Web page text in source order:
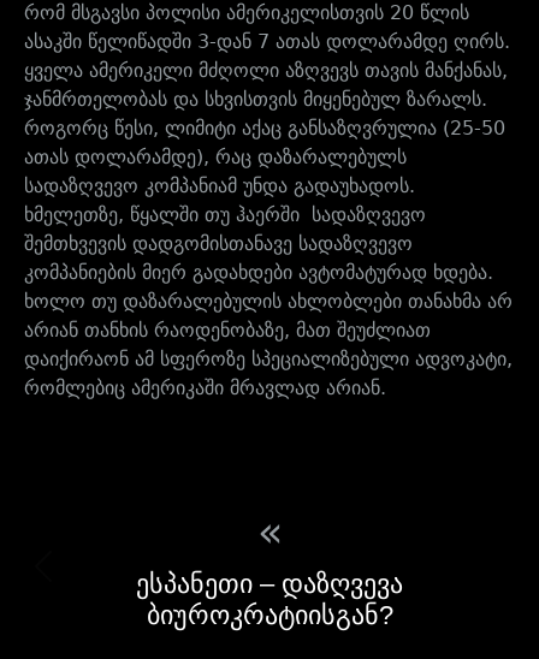
რომ მსგავსი პოლისი ამერიკელისთვის 20 წლის
ასაკში წელიწადში 3-დან 7 ათას დოლარამდე ღირს.
ყველა ამერიკელი მძღოლი აზღვევს თავის მანქანას,
ჯანმრთელობას და სხვისთვის მიყენებულ ზარალს.
როგორც წესი, ლიმიტი აქაც განსაზღვრულია (25-50
ათას დოლარამდე), რაც დაზარალებულს
სადაზღვევო კომპანიამ უნდა გადაუხადოს.
ხმელეთზე, წყალში თუ ჰაერში სადაზღვევო
შემთხვევის დადგომისთანავე სადაზღვევო
კომპანიების მიერ გადახდები ავტომატურად ხდება.
ხოლო თუ დაზარალებულის ახლობლები თანახმა არ
არიან თანხის რაოდენობაზე, მათ შეუძლიათ
დაიქირაონ ამ სფეროზე სპეციალიზებული ადვოკატი,
რომლებიც ამერიკაში მრავლად არიან.
«
ესპანეთი – დაზღვევა
ბიუროკრატიისგან?